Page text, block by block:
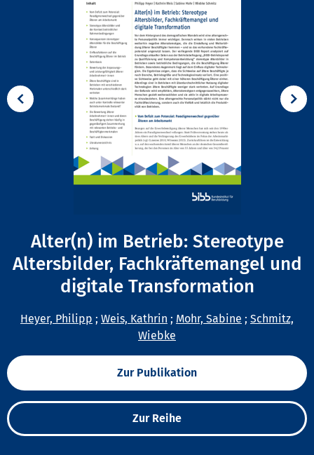
Alter(n) im Betrieb: Stereotype
Altersbilder, Fachkräftemangel und
digitale Transformation
Heyer, Philipp ; Weis, Kathrin ; Mohr, Sabine ; Schmitz,
Wiebke
Zur Publikation
Zur Reihe